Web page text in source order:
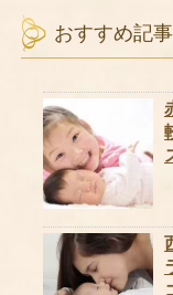
おすすめ記